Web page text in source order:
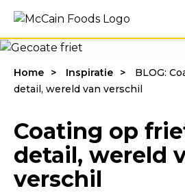
Home Inspiratie
BLOG:
detail, wereld van verschil
Coating op
detail, wereld
verschil